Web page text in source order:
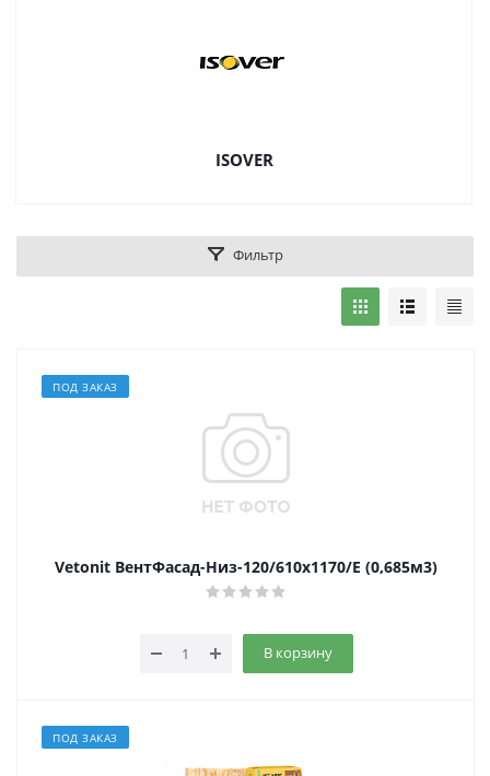
ISOVER
Фильтр
ПОД ЗАКАЗ
Vetonit ВентФасад-Низ-120/610х1170/Е (0,685м3)
В корзину
ПОД ЗАКАЗ